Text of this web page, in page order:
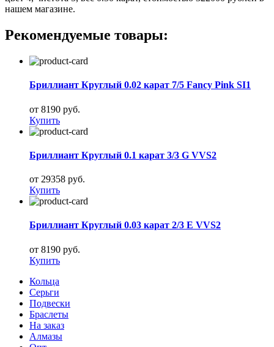
нашем магазине.
Рекомендуемые товары:
Бриллиант Круглый 0.02 карат 7/5 Fancy Pink SI1
от 8190 руб.
Купить
Бриллиант Круглый 0.1 карат 3/3 G VVS2
от 29358 руб.
Купить
Бриллиант Круглый 0.03 карат 2/3 E VVS2
от 8190 руб.
Купить
Кольца
Серьги
Подвески
Браслеты
На заказ
Алмазы